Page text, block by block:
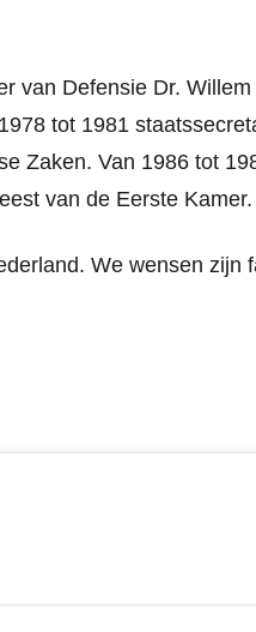
van Defensie Dr. Willem
tot 1981
Zaken. Van 1986 tot
van de Eerste Kamer.
We wensen zijn